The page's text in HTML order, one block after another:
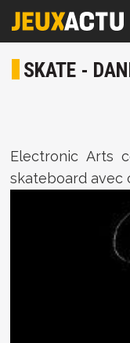
SKATE -
Electronic Arts
skateboard avec